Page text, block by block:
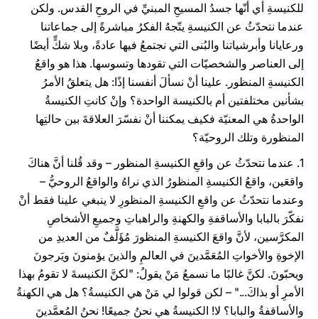
للكنيسةِ أي أنّها جسدُ المسيحِ المبنيِّ في الروحِ القدس. ولكن
عندما نتحدّثُ عن الكنيسةِ يتّجهُ الفكرُ مباشرةً إلى جماعاتنا
ورعايانا وأبرشياتنا والبُنى التي نجتمعُ فيها عادةً، وبلا شكٍّ أيضًا
إلى العناصر والشخصيّات التي تقودها وتسوسها. هذا هو واقعُ
الكنيسةِ المنظور. علينا أنْ نسألَ أنفسنا إذًا: هل يتعلقُ الأمرُ
بشأنين مختلفتين أم بالكنيسة الواحدة؟ وإنْ كانتِ الكنيسةُ
الواحدةُ هي المعنيّة فكيف يمكننا أنْ نفسّرَ العلاقةَ بين حالتِها
المنظورة وتلك الروحيّة؟
1. عندما نتحدّثُ عن واقعِ الكنيسةِ المنظور – وقد قُلنا أنَّ هناكَ
واقعَين، واقعُ الكنيسةِ المنظورُ الذي نراهُ والواقعُ الروحيُّ –
وعندما نتحدّثُ عن واقعِ الكنيسةِ المنظورِ لا ينبغي علينا فقط أنْ
نفكّرَ بالبابا والأساقفةِ والكهنةِ والراهباتِ وجميعِ الأشخاصِ
المكرَّسين، لأنَّ واقعَ الكنيسةِ المنظورَ مُؤَلَّفٌ من العديدِ من
الإخوةِ والأخواتِ المُعَمَّدينَ في العالمِ والذينَ يؤمنونَ ويَرجونَ
ويحبّونَ. لكنَّ غالبًا ما نسمعُ مَنْ يقولُ: "لكنَّ الكنيسةَ لا تقومُ بهذا
الأمرِ أو بذاكَ..." – لكن قولوا لي مَنْ هي الكنيسةُ؟ هل هي الكهنةُ
والأساقفةُ والبابا؟ لا! الكنيسةُ هي نحنُ جميعًا! نحنُ المُعمَّدينَ